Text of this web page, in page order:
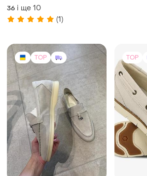
36 і ще 10
(1)
TOP TOP